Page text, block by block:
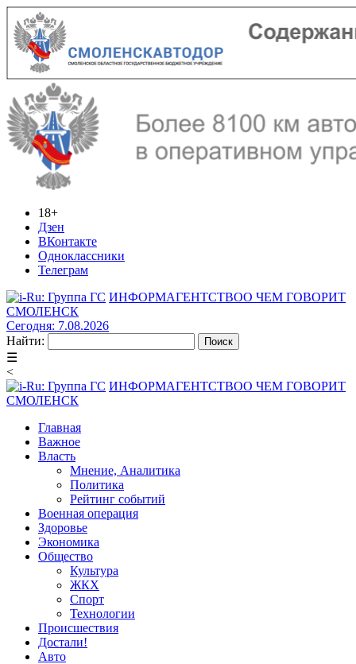
18+
Дзен
ВКонтакте
Одноклассники
Телеграм
ИНФОРМАГЕНТСТВОО ЧЕМ ГОВОРИТ
СМОЛЕНСК
Сегодня: 7.08.2026
Найти:
☰
<
ИНФОРМАГЕНТСТВОО ЧЕМ ГОВОРИТ
СМОЛЕНСК
Главная
Важное
Власть
Мнение, Аналитика
Политика
Рейтинг событий
Военная операция
Здоровье
Экономика
Общество
Культура
ЖКХ
Спорт
Технологии
Происшествия
Достали!
Авто